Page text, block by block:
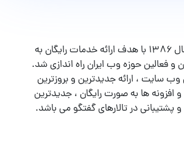
پرشین اسکریپت در سال ۱۳۸۶ با هدف ارائه خدمات رایگان به
و فعالین حوزه وب ایران راه اندازی شد.
وب سایت ، ارائه جدیدترین و بروزترین
افزونه ها به صورت رایگان ، جدیدترین
در تالارهای گفتگو می باشد.